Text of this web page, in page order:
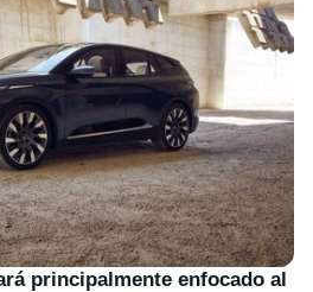
principalmente enfocado al